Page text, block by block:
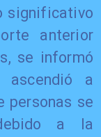
significativo
anterior
se informó
a
personas se
a la